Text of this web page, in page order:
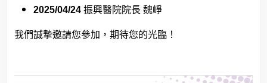
2025/04/24 振興醫院院長 魏崢
我們誠摯邀請您參加，期待您的光臨！